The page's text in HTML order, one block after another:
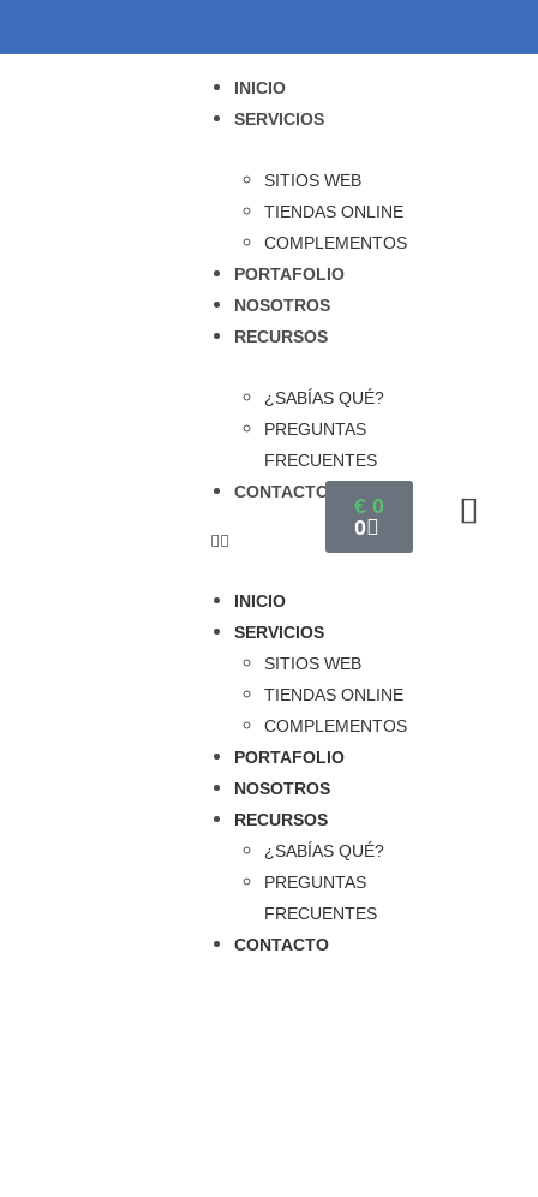
INICIO
SERVICIOS
SITIOS WEB
TIENDAS ONLINE
COMPLEMENTOS
PORTAFOLIO
NOSOTROS
RECURSOS
¿SABÍAS QUÉ?
PREGUNTAS
FRECUENTES
CONTACTO
INICIO
SERVICIOS
SITIOS WEB
TIENDAS ONLINE
COMPLEMENTOS
PORTAFOLIO
NOSOTROS
RECURSOS
¿SABÍAS QUÉ?
PREGUNTAS
FRECUENTES
CONTACTO
€0
0
Entendemos que la tecnología puede ser abrumadora y
, pero creemos que todos merecen tener la
oportunidad de tener presencia en línea y competir en el